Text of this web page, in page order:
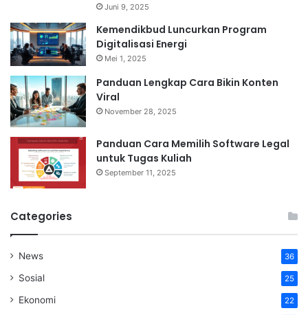
Juni 9, 2025
Kemendikbud Luncurkan Program
Digitalisasi Energi
Mei 1, 2025
Panduan Lengkap Cara Bikin Konten
Viral
November 28, 2025
Panduan Cara Memilih Software Legal
untuk Tugas Kuliah
September 11, 2025
Categories
News 36
Sosial 25
Ekonomi 22